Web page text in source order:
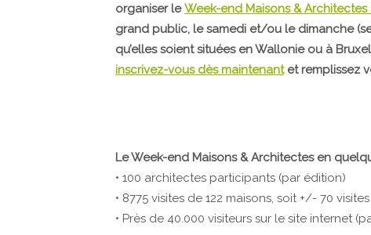
organiser leWeek-end Maisons & Architectes
grand public, le samedi et/ou le dimanche
qu’elles soient situées en Wallonie ou à
inscrivez-vous dès maintenantet remplissez
Le Week-end Maisons & Architectes en
• 100 architectes participants (par édition)
• 8775 visites de 122 maisons, soit +/- 70
• Près de 40.000 visiteurs sur le site internet